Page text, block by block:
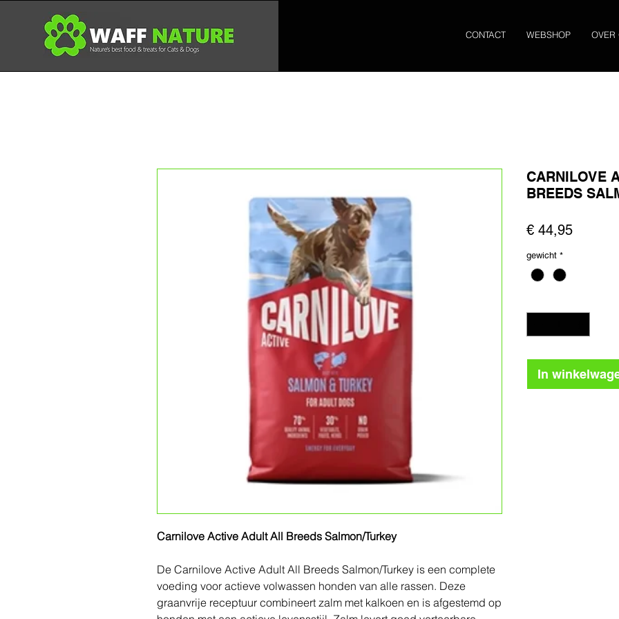
CONTACT WEBSHOP OVER
Carnilove Active Adult All Breeds Salmon/Turkey
De Carnilove Active Adult All Breeds Salmon/Turkey is een complete
voeding voor actieve volwassen honden van alle rassen. Deze
graanvrije receptuur combineert zalm met kalkoen en is afgestemd op
CARNILOVE
BREEDS
€ 44,95Prijs
gewicht *
In